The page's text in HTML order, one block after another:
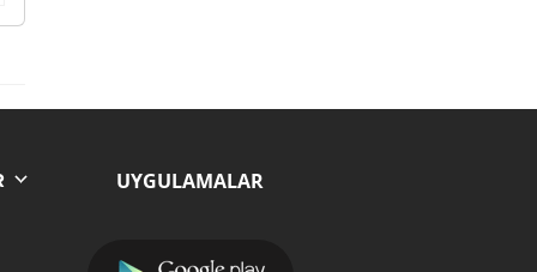
UYGULAMALAR